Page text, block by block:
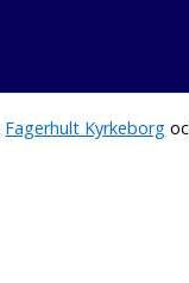
Fagerhult Kyrkeborg